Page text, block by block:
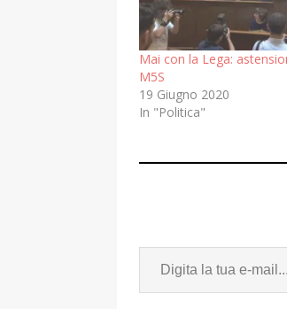
Mai con la Lega:
M5S
19 Giugno 2020
In "Politica"